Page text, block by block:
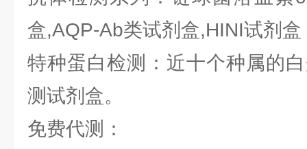
盒,AQP-Ab类试剂盒,HINI试剂盒
特种蛋白检测：近十个种属的
测试剂盒。
免费代测：